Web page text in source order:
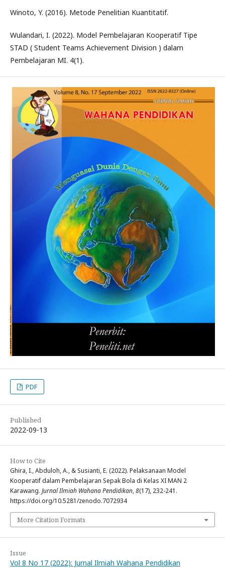
Winoto, Y. (2016). Metode Penelitian Kuantitatif.
Wulandari, I. (2022). Model Pembelajaran Kooperatif Tipe
STAD ( Student Teams Achievement Division ) dalam
Pembelajaran MI. 4(1).
PDF
Published
2022-09-13
How to Cite
Ghira, I., Abduloh, A., & Susianti, E. (2022). Pelaksanaan Model
Kooperatif dalam Pembelajaran Sepak Bola di Kelas XI MAN 2
Karawang. Jurnal Ilmiah Wahana Pendidikan,8(17), 232-241.
https://doi.org/10.5281/zenodo.7072934
More Citation Formats
Issue
Vol 8 No 17 (2022): Jurnal Ilmiah Wahana Pendidikan